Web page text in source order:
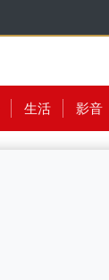
生活 影音